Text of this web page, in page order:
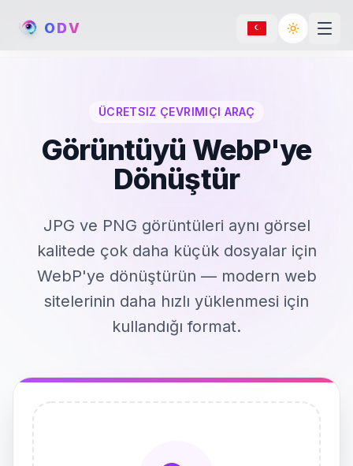
ODV Toggle
ÜCRETSIZ ÇEVRIMIÇI ARAÇ
Görüntüyü WebP'ye
Dönüştür
JPG ve PNG görüntüleri aynı görsel
kalitede çok daha küçük dosyalar için
WebP'ye dönüştürün — modern web
sitelerinin daha hızlı yüklenmesi için
kullandığı format.